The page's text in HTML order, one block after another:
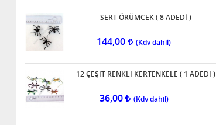
SERT ÖRÜMCEK ( 8 ADEDİ )
144,00
12 ÇEŞİT RENKLİ KERTENKELE ( 1 ADEDİ )
36,00